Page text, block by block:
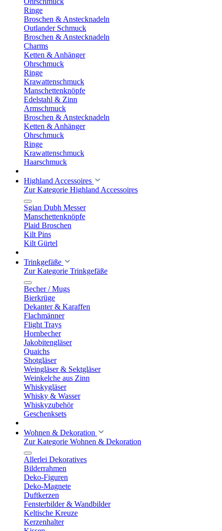
Ringe
Broschen & Anstecknadeln
Outlander Schmuck
Broschen & Anstecknadeln
Charms
Ketten & Anhänger
Ohrschmuck
Ringe
Krawattenschmuck
Manschettenknöpfe
Edelstahl & Zinn
Armschmuck
Broschen & Anstecknadeln
Ketten & Anhänger
Ohrschmuck
Ringe
Krawattenschmuck
Haarschmuck
Highland Accessoires
Zur Kategorie Highland Accessoires
Sgian Dubh Messer
Manschettenknöpfe
Plaid Broschen
Kilt Pins
Kilt Gürtel
Trinkgefäße
Zur Kategorie Trinkgefäße
Becher / Mugs
Bierkrüge
Dekanter & Karaffen
Flachmänner
Flight Trays
Hornbecher
Jakobitengläser
Quaichs
Shotgläser
Weingläser & Sektgläser
Weinkelche aus Zinn
Whiskygläser
Whisky & Wasser
Whiskyzubehör
Geschenksets
Wohnen & Dekoration
Zur Kategorie Wohnen & Dekoration
Allerlei Dekoratives
Bilderrahmen
Deko-Figuren
Deko-Magnete
Duftkerzen
Fensterbilder & Wandbilder
Keltische Kreuze
Kerzenhalter